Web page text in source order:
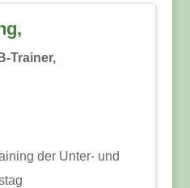
Trainer,
der Unter- und